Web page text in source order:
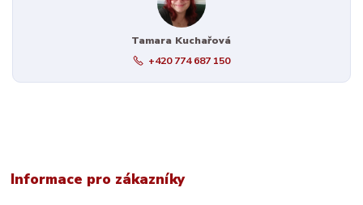
Tamara Kuchařová
+420 774 687 150
Informace pro zákazníky